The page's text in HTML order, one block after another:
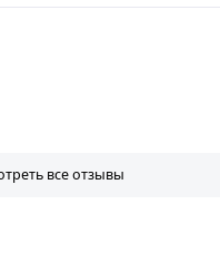
все отзывы